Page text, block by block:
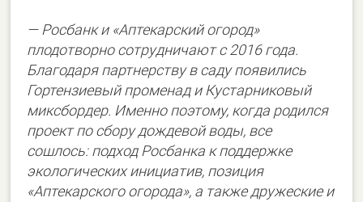
— Росбанк и «Аптекарский огород»
плодотворно сотрудничают с 2016 года.
Благодаря партнерству в саду появились
Гортензиевый променад и Кустарниковый
миксбордер. Именно поэтому, когда родился
проект по сбору дождевой воды, все
сошлось: подход Росбанка к поддержке
экологических инициатив, позиция
«Аптекарского огорода», а также дружеские и